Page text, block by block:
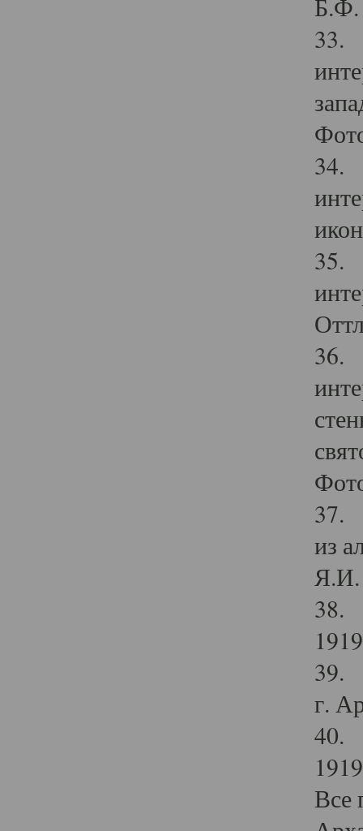
Б.Ф.
33.
34.
35.
36.
37.
из
Я.И.
38.
39.
г.
40.
Все